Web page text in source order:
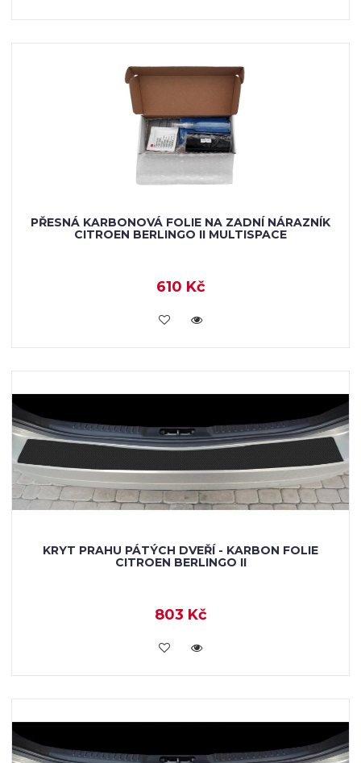
PŘESNÁ KARBONOVÁ FOLIE NA ZADNÍ NÁRAZNÍK
CITROEN BERLINGO II MULTISPACE
610 Kč
KOUPIT
KRYT PRAHU PÁTÝCH DVEŘÍ - KARBON FOLIE
CITROEN BERLINGO II
803 Kč
KOUPIT